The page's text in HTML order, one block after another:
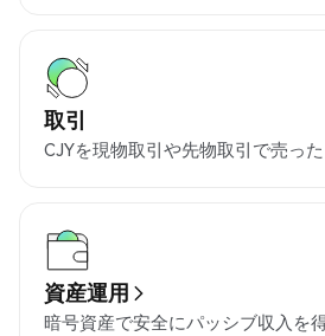
取引
CJYを現物取引や先物取引で売った
資産運用
暗号資産で安全にパッシブ収入を得